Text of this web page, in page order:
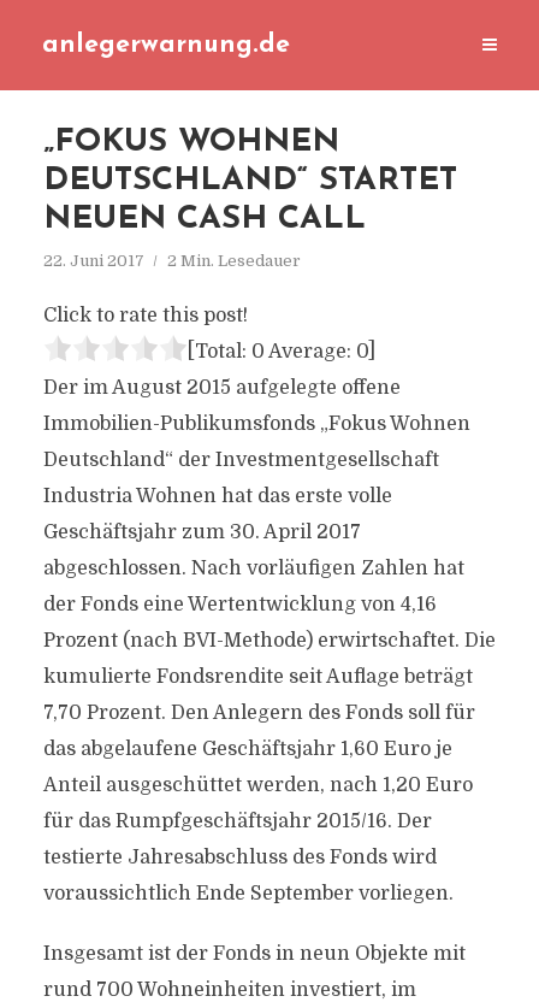
anlegerwarnung.de
„FOKUS WOHNEN
DEUTSCHLAND“ STARTET
NEUEN CASH CALL
22. Juni 2017 2 Min. Lesedauer
Click to rate this post!
[Total: 0 Average: 0]
Der im August 2015 aufgelegte offene
Immobilien-Publikumsfonds „Fokus Wohnen
Deutschland“ der Investmentgesellschaft
Industria Wohnen hat das erste volle
Geschäftsjahr zum 30. April 2017
abgeschlossen. Nach vorläufigen Zahlen hat
der Fonds eine Wertentwicklung von 4,16
Prozent (nach BVI-Methode) erwirtschaftet. Die
kumulierte Fondsrendite seit Auflage beträgt
7,70 Prozent. Den Anlegern des Fonds soll für
das abgelaufene Geschäftsjahr 1,60 Euro je
Anteil ausgeschüttet werden, nach 1,20 Euro
für das Rumpfgeschäftsjahr 2015/16. Der
testierte Jahresabschluss des Fonds wird
voraussichtlich Ende September vorliegen.
Insgesamt ist der Fonds in neun Objekte mit
rund 700 Wohneinheiten investiert, im